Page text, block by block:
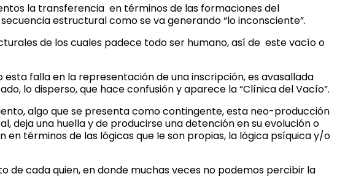
la transferencia en términos de las formaciones del
estructural como se va generando “lo inconsciente”.
de los cuales padece todo ser humano, así de este vacío o
falla en la representación de una inscripción, es avasallada
lo disperso, que hace confusión y aparece la “Clínica del Vacío”.
algo que se presenta como contingente, esta neo-producción
deja una huella y de producirse una detención en su evolución o
términos de las lógicas que le son propias, la lógica psíquica y/o
de cada quien, en donde muchas veces no podemos percibir la